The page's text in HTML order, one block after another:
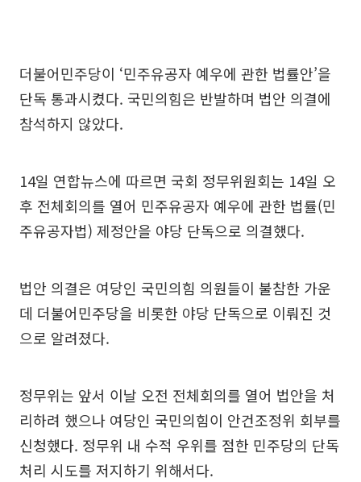
더불어민주당이 ‘민주유공자 예우에 관한 법률안’을
단독 통과시켰다. 국민의힘은 반발하며 법안 의결에
참석하지 않았다.
14일 연합뉴스에 따르면 국회 정무위원회는 14일 오
후 전체회의를 열어 민주유공자 예우에 관한 법률(민
주유공자법) 제정안을 야당 단독으로 의결했다.
법안 의결은 여당인 국민의힘 의원들이 불참한 가운
데 더불어민주당을 비롯한 야당 단독으로 이뤄진 것
으로 알려졌다.
정무위는 앞서 이날 오전 전체회의를 열어 법안을 처
리하려 했으나 여당인 국민의힘이 안건조정위 회부를
신청했다. 정무위 내 수적 우위를 점한 민주당의 단독
처리 시도를 저지하기 위해서다.